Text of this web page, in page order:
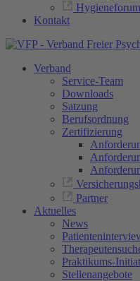
Kontakt
Verband
Service-Team
Downloads
Satzung
Berufsordnung
Zertifizierung
Partner
Aktuelles
News
Praktikums-
Stellenangebote